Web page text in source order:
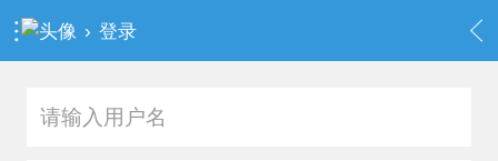
› 登录